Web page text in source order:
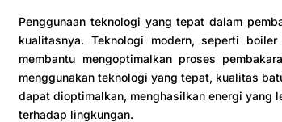
Penggunaan teknologi yang tepat dalam
kualitasnya. Teknologi modern, seperti
membantu mengoptimalkan proses
menggunakan teknologi yang tepat, kualitas
dapat dioptimalkan, menghasilkan energi yang
terhadap lingkungan.